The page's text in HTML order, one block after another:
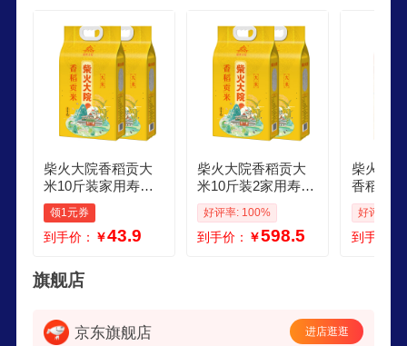
柴火大院香稻贡大
米10斤装家用寿司
饭团熬粥米囤货装
香稻贡米5kg
领1元券
到手价： ￥43.9
柴火大院香稻贡大
米10斤装2家用寿司
饭团熬粥米囤货装
香稻贡米5kg2袋
好评率: 100%
到手价： ￥598.5
柴火大
香稻贡
町寿司
米农家
好评率:
到手价：
旗舰店
京东旗舰店 进店逛逛